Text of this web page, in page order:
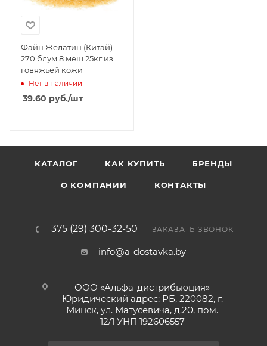
Файн Желатин (Китай)
270 блум 8 меш 25кг из
говяжьей кожи
Нет в наличии
39.60 руб./шт
КАТАЛОГ КАК КУПИТЬ БРЕНДЫ
О КОМПАНИИ КОНТАКТЫ
375 (29) 300-32-50 ЗАКАЗАТЬ ЗВОНОК
info@a-dostavka.by
ООО «Альфа-дистрибьюция»
Юридический адрес: РБ, 220082, г.
Минск, ул. Матусевича, д.20, пом.
12/1 УНП 192606557